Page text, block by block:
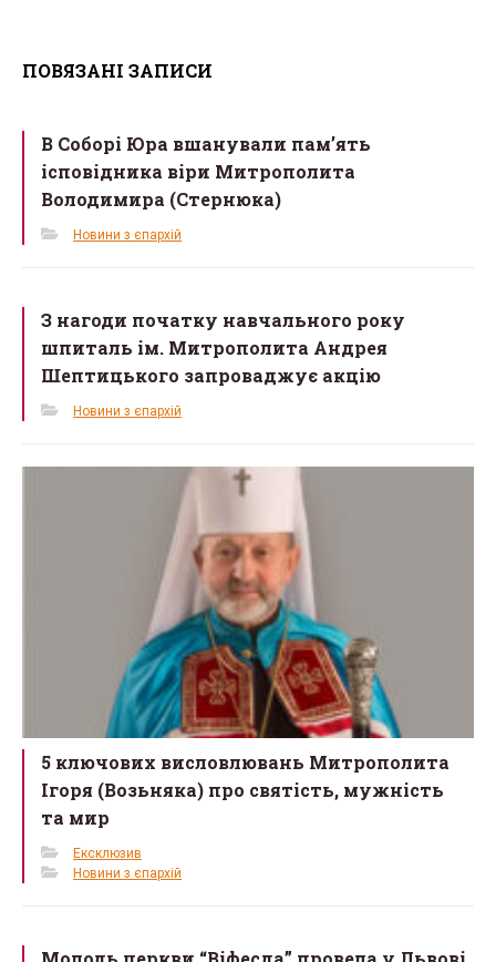
b
o
k
er
e
ПОВЯЗАНІ ЗАПИСИ
В Соборі Юра вшанували пам’ять
ісповідника віри Митрополита
Володимира (Стернюка)
Новини з єпархій
З нагоди початку навчального року
шпиталь ім. Митрополита Андрея
Шептицького запроваджує акцію
Новини з єпархій
5 ключових висловлювань Митрополита
Ігоря (Возьняка) про святість, мужність
та мир
Ексклюзив
Новини з єпархій